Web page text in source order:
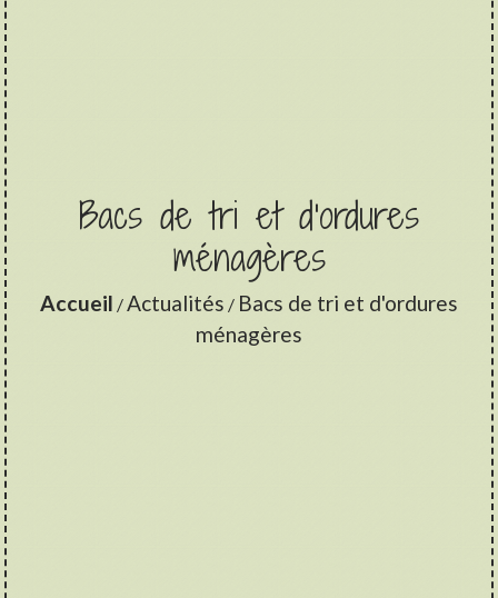
Bacs de tri et d'ordures
ménagères
Accueil /Actualités / Bacs de tri et d'ordures
ménagères